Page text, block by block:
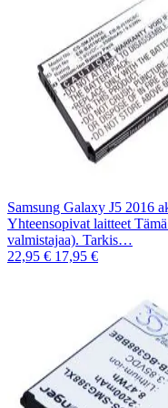
Samsung Galaxy J5 2016
Yhteensopivat laitteet
valmistajaa). Tarkis…
22,95 € 17,95 €